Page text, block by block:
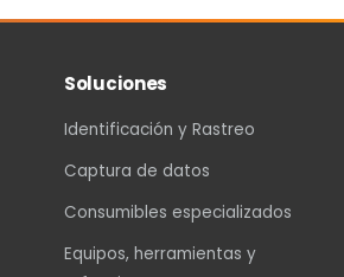
Soluciones
Identificación y Rastreo
Captura de datos
Consumibles especializados
Equipos, herramientas y